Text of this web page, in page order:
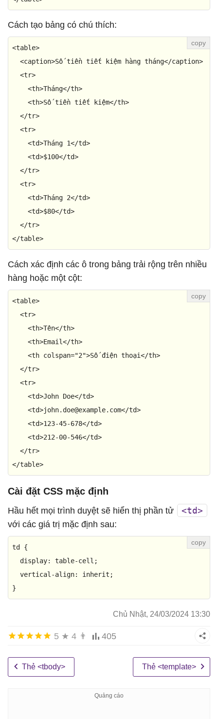
Cách tạo bảng có chú thích:
<table>
<caption>Số tiền tiết kiệm hàng tháng</caption>
<tr>
<th>Tháng</th>
<th>Số tiền tiết kiệm</th>
</tr>
<tr>
<td>Tháng 1</td>
<td>$100</td>
</tr>
<tr>
<td>Tháng 2</td>
<td>$80</td>
</tr>
</table>
Cách xác định các ô trong bảng trải rộng trên nhiều
hàng hoặc một cột:
<table>
<tr>
<th>Tên</th>
<th>Email</th>
<th colspan="2">Số điện thoại</th>
</tr>
<tr>
<td>John Doe</td>
<td>john.doe@example.com</td>
<td>123-45-678</td>
<td>212-00-546</td>
</tr>
</table>
Cài đặt CSS mặc định
Hầu hết mọi trình duyệt sẽ hiển thị phần tử <td>
với các giá trị mặc định sau:
td
{
display: table-cell;
vertical-align: inherit;
}
Chủ Nhật, 24/03/2024 13:30
5 ★ 4 👨 405
Thẻ <tbody> Thẻ <template>